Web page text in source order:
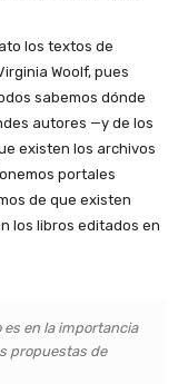
los textos de
Woolf, pues
sabemos dónde
autores —y de los
existen los archivos
portales
de que existen
los libros editados en
en la importancia
propuestas de